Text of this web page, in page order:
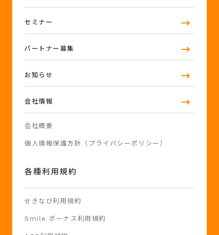
セミナー
パートナー募集
お知らせ
会社情報
会社概要
個人情報保護方針（プライバシーポリシー）
各種利用規約
せきなび利用規約
Smile ボーナス利用規約